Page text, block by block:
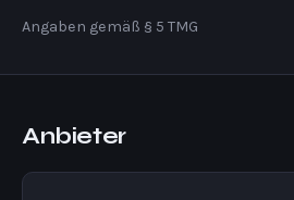
Angaben gemäß § 5 TMG
Anbieter